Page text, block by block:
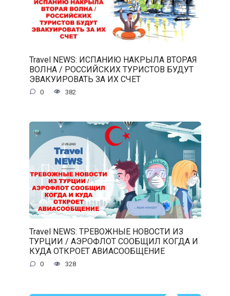
Travel NEWS: ИСПАНИЮ НАКРЫЛА ВТОРАЯ
ВОЛНА / РОССИЙСКИХ ТУРИСТОВ БУДУТ
ЭВАКУИРОВАТЬ ЗА ИХ СЧЕТ
0 382
Travel NEWS: ТРЕВОЖНЫЕ НОВОСТИ ИЗ
ТУРЦИИ / АЭРОФЛОТ СООБЩИЛ КОГДА И
КУДА ОТКРОЕТ АВИАСООБЩЕНИЕ
0 328